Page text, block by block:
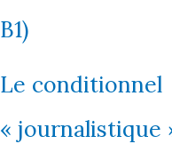
B1)
Le conditionnel
« journalistique